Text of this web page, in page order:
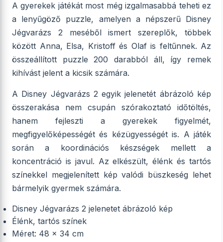
A gyerekek játékát most még izgalmasabbá teheti ez
a lenyűgöző puzzle, amelyen a népszerű Disney
Jégvarázs 2 meséből ismert szereplők, többek
között Anna, Elsa, Kristoff és Olaf is feltűnnek. Az
összeállított puzzle 200 darabból áll, így remek
kihívást jelent a kicsik számára.
A Disney Jégvarázs 2 egyik jelenetét ábrázoló kép
összerakása nem csupán szórakoztató időtöltés,
hanem fejleszti a gyerekek figyelmét,
megfigyelőképességét és kézügyességét is. A játék
során a koordinációs készségek mellett a
koncentráció is javul. Az elkészült, élénk és tartós
színekkel megjelenített kép valódi büszkeség lehet
bármelyik gyermek számára.
Disney Jégvarázs 2 jelenetet ábrázoló kép
Élénk, tartós színek
Méret: 48 x 34 cm